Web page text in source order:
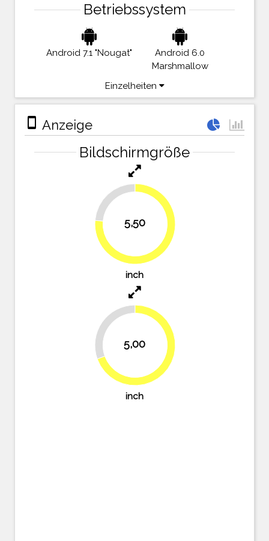
Betriebssystem
Android 7.1 "Nougat"
Android 6.0
Marshmallow
Einzelheiten
stay_primary_portrait Anzeige
Bildschirmgröße
5,50
23.6%
76.4%
inch
5,00
30.6%
69.4%
inch